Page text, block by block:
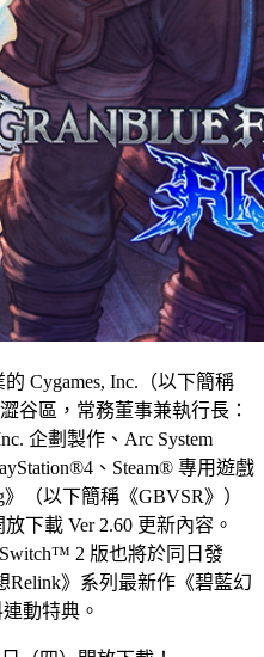
Cygames, Inc.（以下簡稱
谷區，常務董事兼執行長：
企劃製作、Arc System
、Steam® 專用遊戲
》（以下簡稱《GBVSR》）
下載 Ver 2.60 更新內容。
2 版也將於同日發
Relink》系列最新作《碧藍幻
動特典。